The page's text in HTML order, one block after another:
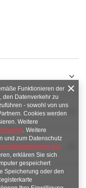
Funktionieren der
den Datenverkehr zu
- sowohl von uns
Cookies werden
Weitere
. Weitere
und zum Datenschutz
von
erklären Sie sich
gespeichert
Speicherung oder den